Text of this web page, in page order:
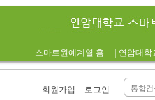
스마트원예계열 홈 연암대학
회원가입 로그인